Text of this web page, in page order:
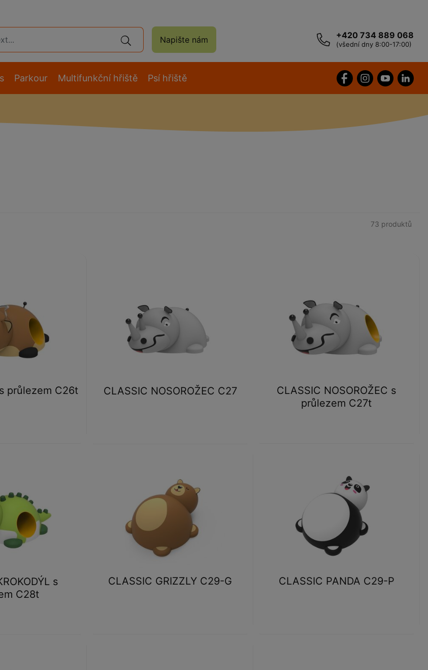
Napište nám +420 734 889 068
(všední dny 8:00-17:00)
Parkour Multifunkční hřiště Psí hřiště
průlezem C26t CLASSIC NOSOROŽEC C27
CLASSIC NOSOROŽEC s
průlezem C27t
s
C28t
CLASSIC GRIZZLY C29-G CLASSIC PANDA C29-P